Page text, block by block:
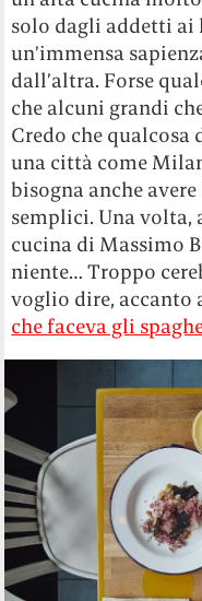
solo dagli addetti ai
un’immensa
dall’altra. Forse
che alcuni grandi
Credo che
una città come
bisogna anche
semplici. Una volta,
cucina di Massimo
niente… Troppo
voglio dire, accanto
che faceva gli